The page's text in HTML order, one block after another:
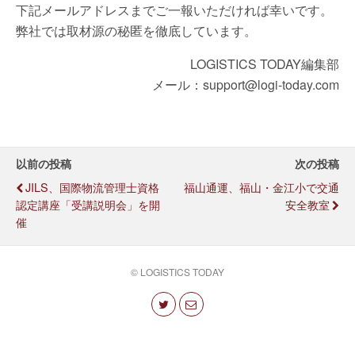
下記メールアドレスまでご一報いただければ幸いです。
弊社では取材源の秘匿を徹底しています。
LOGISTICS TODAY編集部
メール：support@logi-today.com
以前の投稿
JILS、国際物流管理士資格
認定講座「受講説明会」を開
催
次の投稿
福山通運、福山・金江小で交通
安全教室
© LOGISTICS TODAY